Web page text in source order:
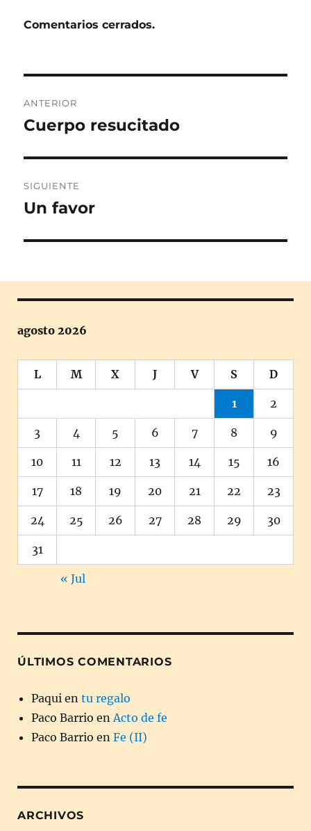
Comentarios cerrados.
de
ANTERIOR
Entrada
Cuerpo resucitado
SIGUIENTE
Entrada
Un favor
agosto 2026
L M X J V S D
1 2
3 4 5 6 7 8 9
10 11 12 13 14 15 16
17 18 19 20 21 22 23
24 25 26 27 28 29 30
31
« Jul
ÚLTIMOS COMENTARIOS
Paqui en tu regalo
Paco Barrio en Acto de fe
Paco Barrio en Fe (II)
ARCHIVOS